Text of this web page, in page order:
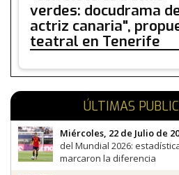
verdes: docudrama
actriz canaria",
teatral en Tenerife
ÚLTIMAS
Miércoles, 22 de Julio de
del Mundial 2026:
marcaron la diferencia